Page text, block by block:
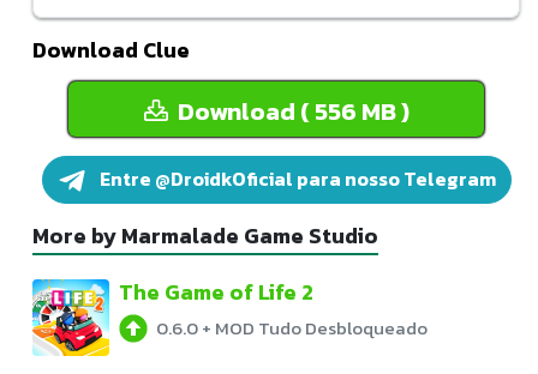
Download Clue
Download ( 556 MB )
Entre @DroidkOficial para nosso Telegram
More by Marmalade Game Studio
The Game of Life 2
0.6.0+ MOD Tudo Desbloqueado